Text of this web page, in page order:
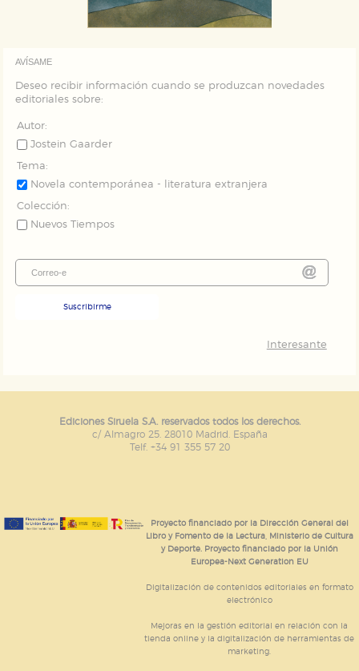
AVÍSAME
Deseo recibir información cuando se produzcan novedades
editoriales sobre:
Autor:
Jostein Gaarder
Tema:
Novela contemporánea - literatura extranjera
Colección:
Nuevos Tiempos
Suscribirme
Interesante
Ediciones Siruela S.A. reservados todos los derechos.
c/ Almagro 25. 28010 Madrid. España
Telf. +34 91 355 57 20
Proyecto financiado por la Dirección General del
Libro y Fomento de la Lectura, Ministerio de Cultura
y Deporte. Proyecto financiado por la Unión
Europea-Next Generation EU
Digitalización de contenidos editoriales en formato
electrónico
Mejoras en la gestión editorial en relación con la
tienda online y la digitalización de herramientas de
marketing.